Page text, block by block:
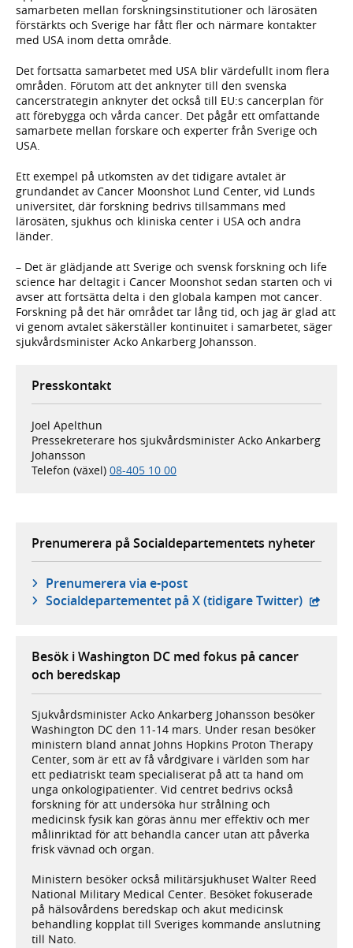
samarbeten mellan forskningsinstitutioner och lärosäten
förstärkts och Sverige har fått fler och närmare kontakter
med USA inom detta område.
Det fortsatta samarbetet med USA blir värdefullt inom flera
områden. Förutom att det anknyter till den svenska
cancerstrategin anknyter det också till EU:s cancerplan för
att förebygga och vårda cancer. Det pågår ett omfattande
samarbete mellan forskare och experter från Sverige och
USA.
Ett exempel på utkomsten av det tidigare avtalet är
grundandet av Cancer Moonshot Lund Center, vid Lunds
universitet, där forskning bedrivs tillsammans med
lärosäten, sjukhus och kliniska center i USA och andra
länder.
­– Det är glädjande att Sverige och svensk forskning och life
science har deltagit i Cancer Moonshot sedan starten och vi
avser att fortsätta delta i den globala kampen mot cancer.
Forskning på det här området tar lång tid, och jag är glad att
vi genom avtalet säkerställer kontinuitet i samarbetet, säger
sjukvårdsminister Acko Ankarberg Johansson.
Presskontakt
Joel Apelthun
Pressekreterare hos sjukvårdsminister Acko Ankarberg
Johansson
Telefon (växel) 08-405 10 00
Prenumerera på Socialdepartementets nyheter
Prenumerera via e-post
Social­departementet på X (tidigare Twitter) -
Besök i Washington DC med fokus på cancer
och beredskap
Sjukvårdsminister Acko Ankarberg Johansson besöker
Washington DC den 11-14 mars. Under resan besöker
ministern bland annat Johns Hopkins Proton Therapy
Center, som är ett av få vårdgivare i världen som har
ett pediatriskt team specialiserat på att ta hand om
unga onkologipatienter. Vid centret bedrivs också
forskning för att undersöka hur strålning och
medicinsk fysik kan göras ännu mer effektiv och mer
målinriktad för att behandla cancer utan att påverka
frisk vävnad och organ.
Ministern besöker också militärsjukhuset Walter Reed
National Military Medical Center. Besöket fokuserade
på hälsovårdens beredskap och akut medicinsk
behandling kopplat till Sveriges kommande anslutning
till Nato.